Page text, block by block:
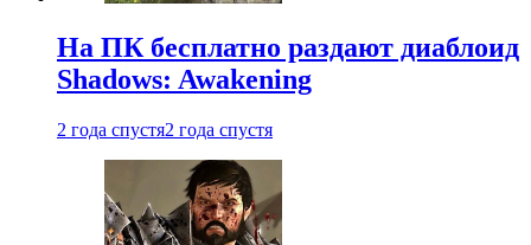
На ПК бесплатно раздают диаблоид
Shadows: Awakening
2 года спустя2 года спустя